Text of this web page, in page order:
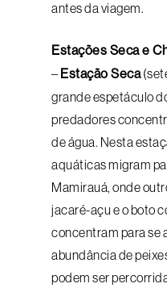
antes da viagem.
Estações Seca e
– Estação Seca
grande espetáculo
predadores
de água. Nesta
aquáticas migram
Mamirauá, onde
jacaré-açu e o boto
concentram para se
abundância de
podem ser